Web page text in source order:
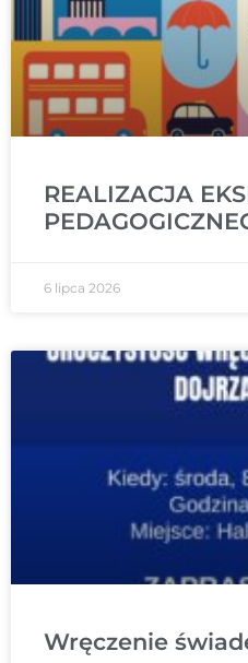
REALIZACJA
6 lipca 2026
Wręczenie